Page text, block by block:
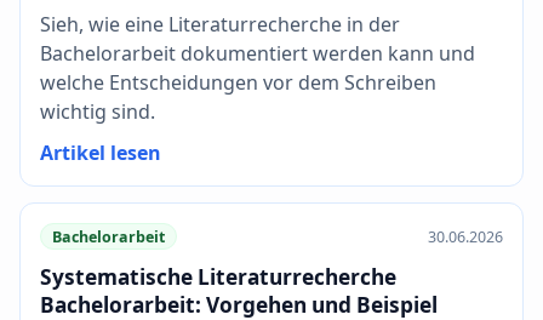
Sieh, wie eine Literaturrecherche in der
Bachelorarbeit dokumentiert werden kann und
welche Entscheidungen vor dem Schreiben
wichtig sind.
Artikel lesen
Bachelorarbeit 30.06.2026
Systematische Literaturrecherche
Bachelorarbeit: Vorgehen und Beispiel